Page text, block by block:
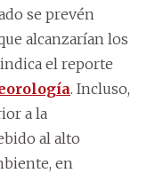
se prevén
alcanzarían los
el reporte
. Incluso,
a la
al alto
en